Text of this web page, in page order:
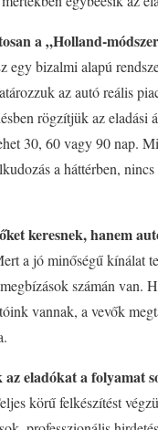
a „Holland-
egy bizalmi alapú
az autó reális
rögzítjük az eladási
30, 60 vagy 90 nap.
a háttérben,
keresnek, hanem
a jó minőségű kínálat
számán van.
vannak, a vevők
az eladókat a folyamat
körű felkészítést